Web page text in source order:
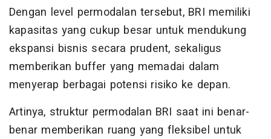
Dengan level permodalan tersebut, BRI memiliki
kapasitas yang cukup besar untuk mendukung
ekspansi bisnis secara prudent, sekaligus
memberikan buffer yang memadai dalam
menyerap berbagai potensi risiko ke depan.
Artinya, struktur permodalan BRI saat ini benar-
benar memberikan ruang yang fleksibel untuk